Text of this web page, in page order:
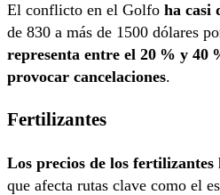
El conflicto en el Golfo ha casi
de 830 a más de 1500 dólares
representa entre el 20 % y 40
provocar cancelaciones.
Fertilizantes
Los precios de los
que afecta rutas clave como el